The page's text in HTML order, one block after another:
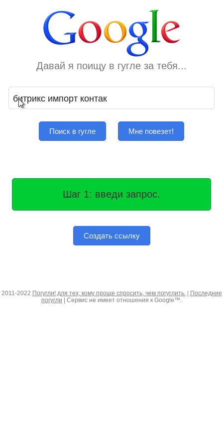
Давай я поищу в гугле за тебя...
Поиск в гугле Мне повезет!
Шаг 1: введи запрос.
Создать ссылку
2011-2022 Погугли! для тех, кому проще спросить, чем погуглить.|
Последние
погугли | Сервис не имеет отношения к Google™.